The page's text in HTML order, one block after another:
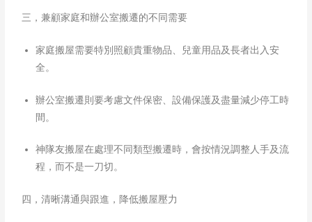
三，兼顧家庭和辦公室搬遷的不同需要
家庭搬屋需要特別照顧貴重物品、兒童用品及長者出入安
全。
辦公室搬遷則要考慮文件保密、設備保護及盡量減少停工時
間。
神隊友搬屋在處理不同類型搬遷時，會按情況調整人手及流
程，而不是一刀切。
四，清晰溝通與跟進，降低搬屋壓力